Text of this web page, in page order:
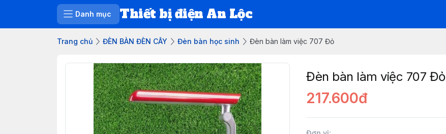
Danh mục Thiết bị điện An Lộc
Trang chủ ĐÈN BÀN ĐÈN CÂY Đèn bàn học sinh Đèn bàn làm việc 707 Đỏ
Đèn bàn làm việc 707 Đỏ
217.600đ